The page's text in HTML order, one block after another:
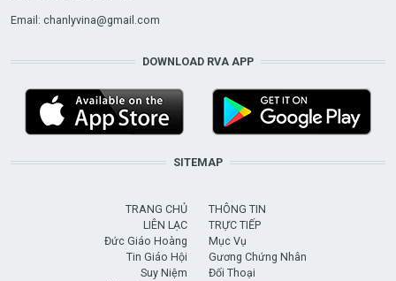
Email: chanlyvina@gmail.com
DOWNLOAD RVA APP
SITEMAP
TRANG CHỦ
LIÊN LẠC
Đức Giáo Hoàng
Tin Giáo Hội
Suy Niệm
THÔNG TIN
TRỰC TIẾP
Mục Vụ
Gương Chứng Nhân
Đối Thoại